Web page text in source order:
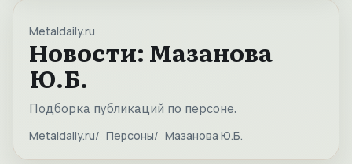
Metaldaily.ru
Новости: Мазанова
Ю.Б.
Подборка публикаций по персоне.
Metaldaily.ru Персоны Мазанова Ю.Б.